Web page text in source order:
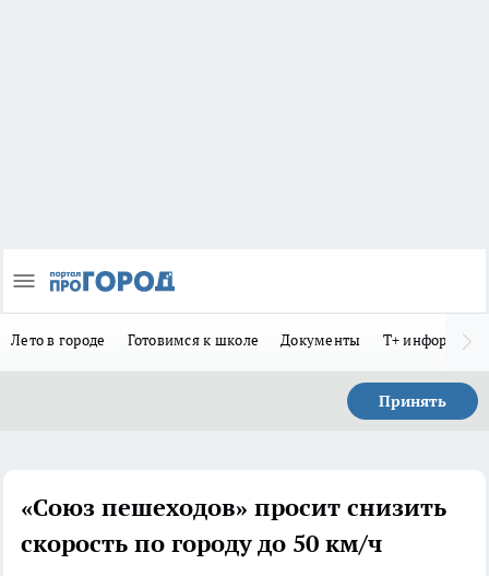
Лето в городе Готовимся к школе Документы Т+
Принять
«Союз пешеходов» просит снизить
скорость по городу до 50 км/ч